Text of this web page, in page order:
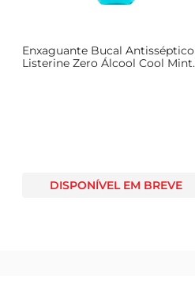
Enxaguante Bucal Antisséptico
Listerine Zero Álcool Cool Mint
DISPONÍVEL EM BREVE